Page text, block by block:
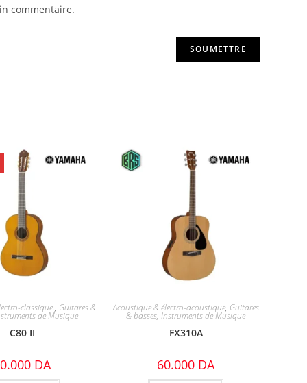
commentaire.
classique., Guitares &
de Musique
C80 II
DA
Acoustique & électro-acoustique, Guitares
& basses,Instruments de Musique
FX310A
60.000 DA